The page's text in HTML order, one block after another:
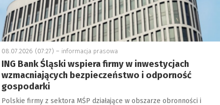
08.07.2026 (07:27) – informacja prasowa
ING Bank Śląski wspiera firmy w inwestycjach
wzmacniających bezpieczeństwo i odporność
gospodarki
Polskie firmy z sektora MŚP działające w obszarze obronności i